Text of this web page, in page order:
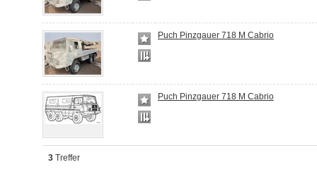
Puch Pinzgauer 718 M Cabrio
Puch Pinzgauer 718 M Cabrio
3 Treffer